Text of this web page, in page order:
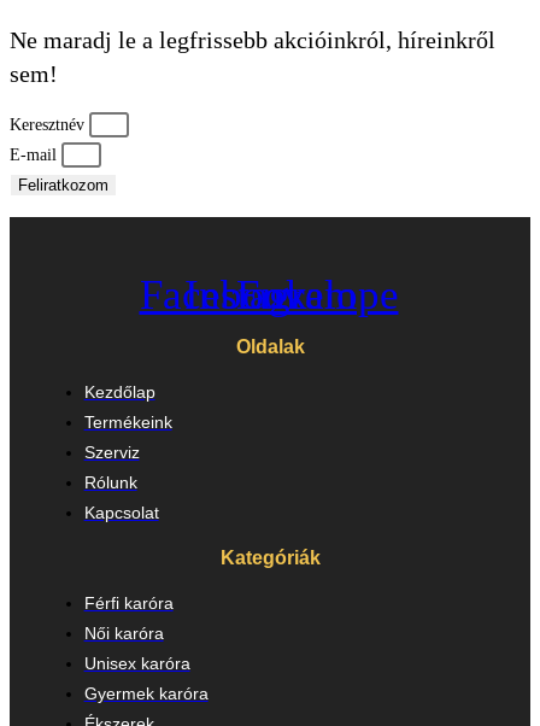
Ne maradj le a legfrissebb akcióinkról, híreinkről
sem!
Keresztnév
E-mail
Feliratkozom
Facebook
Instagram
Envelope
Oldalak
Kezdőlap
Termékeink
Szerviz
Rólunk
Kapcsolat
Kategóriák
Férfi karóra
Női karóra
Unisex karóra
Gyermek karóra